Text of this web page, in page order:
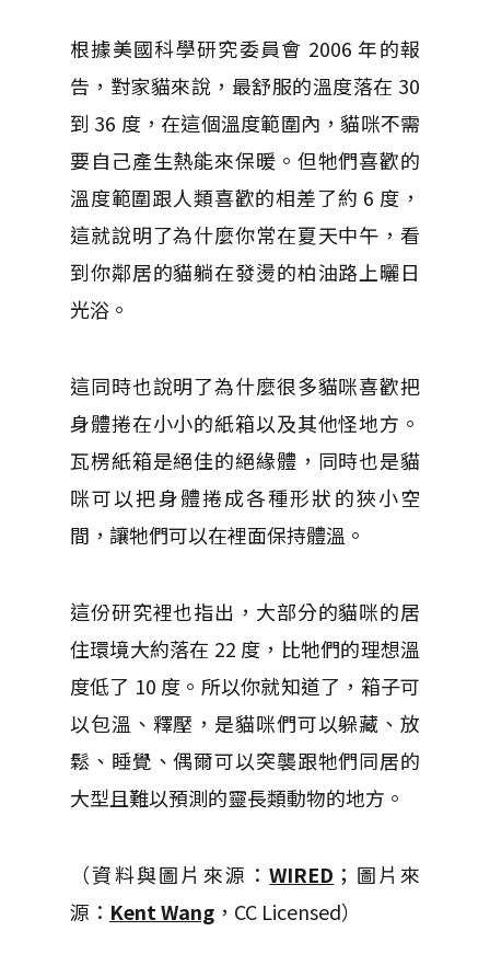
根據美國科學研究委員會 2006 年的報
告，對家貓來說，最舒服的溫度落在 30
到 36 度，在這個溫度範圍內，貓咪不需
要自己產生熱能來保暖。但牠們喜歡的
溫度範圍跟人類喜歡的相差了約 6 度，
這就說明了為什麼你常在夏天中午，看
到你鄰居的貓躺在發燙的柏油路上曬日
光浴。
這同時也說明了為什麼很多貓咪喜歡把
身體捲在小小的紙箱以及其他怪地方。
瓦楞紙箱是絕佳的絕緣體，同時也是貓
咪可以把身體捲成各種形狀的狹小空
間，讓牠們可以在裡面保持體溫。
這份研究裡也指出，大部分的貓咪的居
住環境大約落在 22 度，比牠們的理想溫
度低了 10 度。所以你就知道了，箱子可
以包溫、釋壓，是貓咪們可以躲藏、放
鬆、睡覺、偶爾可以突襲跟牠們同居的
大型且難以預測的靈長類動物的地方。
（資料與圖片來源：WIRED ；圖片來
源： Kent Wang ，CC Licensed）